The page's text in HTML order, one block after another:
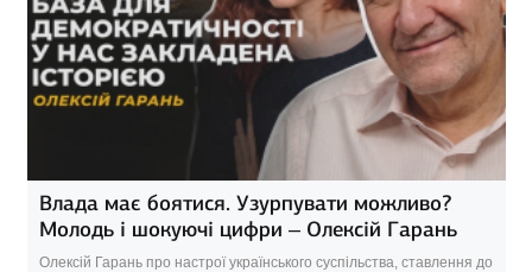
Влада має боятися. Узурпувати можливо?
Молодь і шокуючі цифри – Олексій Гарань
Олексій Гарань про настрої українського суспільства, ставлення до